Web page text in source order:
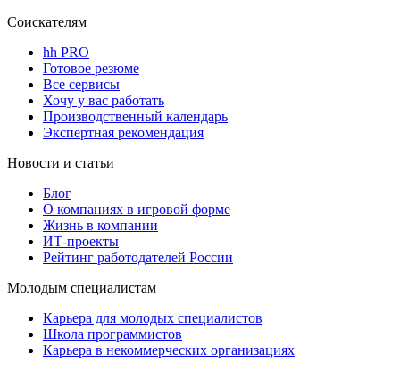
Соискателям
hh PRO
Готовое резюме
Все сервисы
Хочу у вас работать
Производственный календарь
Экспертная рекомендация
Новости и статьи
Блог
О компаниях в игровой форме
Жизнь в компании
ИТ-проекты
Рейтинг работодателей России
Молодым специалистам
Карьера для молодых специалистов
Школа программистов
Карьера в некоммерческих организациях